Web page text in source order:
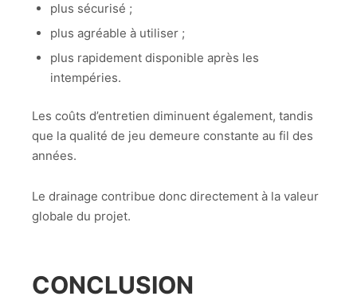
plus sécurisé ;
plus agréable à utiliser ;
plus rapidement disponible après les
intempéries.
Les coûts d’entretien diminuent également, tandis
que la qualité de jeu demeure constante au fil des
années.
Le drainage contribue donc directement à la valeur
globale du projet.
CONCLUSION